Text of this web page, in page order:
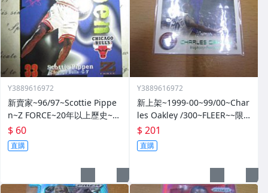
Y3889616972
新賣家~96/97~Scottie Pippe
n~Z FORCE~20年以上歷史~無
限量~
$ 60
直購
Y3889616972
新上架~1999-00~99/00~Char
les Oakley /300~FLEER~~限
量/300~1060114-1
$ 201
直購